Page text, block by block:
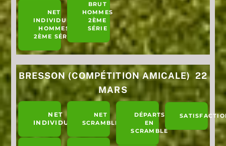
NET
INDIVIDUEL
HOMMES
2ÈME SÉRIE
BRUT
HOMMES
2ÈME
SÉRIE
BRESSON (COMPÉTITION AMICALE) 22
MARS
NET
INDIVIDUEL
NET
SCRAMBLE
DÉPARTS
EN
SCRAMBLE